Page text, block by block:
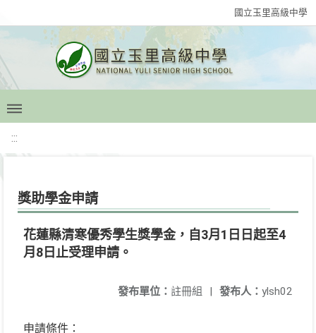
國立玉里高級中學
:::
獎助學金申請
花蓮縣清寒優秀學生獎學金，自3月1日日起至4
月8日止受理申請。
發布人： ylsh02
發布單位： 註冊組 |
申請條件：